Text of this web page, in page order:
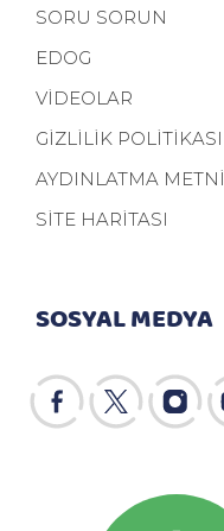
SOSYAL MEDYA
SORU SORUN
EDOG
VİDEOLAR
GİZLİLİK POLİTİKASI
AYDINLATMA METNİ
SİTE HARİTASI